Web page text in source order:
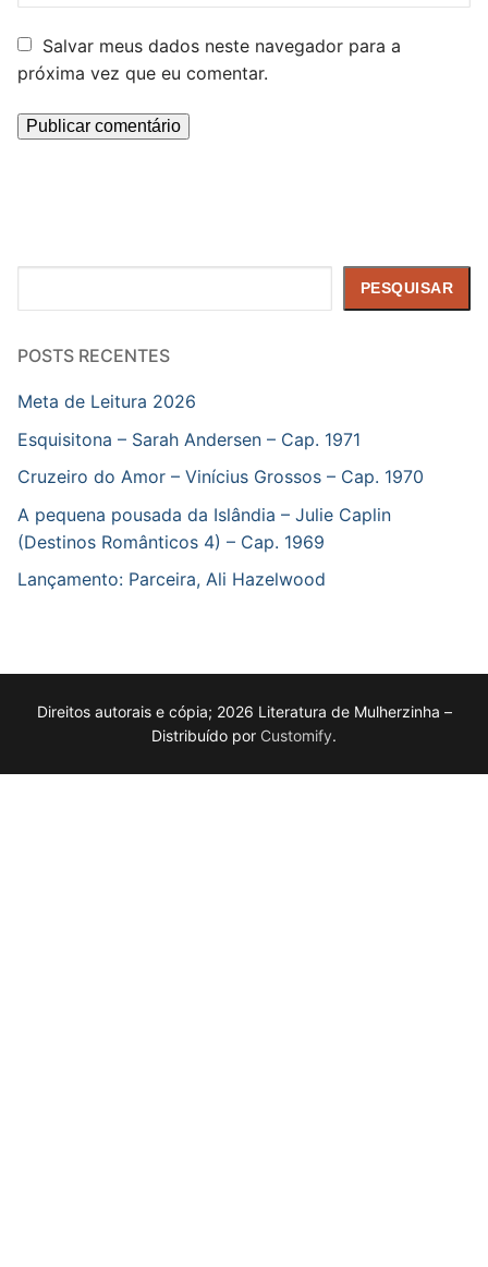
Salvar meus dados neste navegador para a
próxima vez que eu comentar.
PESQUISAR
POSTS RECENTES
Meta de Leitura 2026
Esquisitona – Sarah Andersen – Cap. 1971
Cruzeiro do Amor – Vinícius Grossos – Cap. 1970
A pequena pousada da Islândia – Julie Caplin
(Destinos Românticos 4) – Cap. 1969
Lançamento: Parceira, Ali Hazelwood
Direitos autorais e cópia; 2026 Literatura de Mulherzinha –
Distribuído por Customify.